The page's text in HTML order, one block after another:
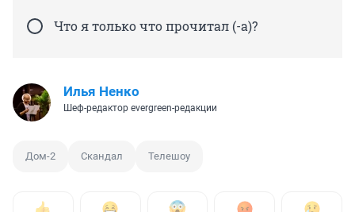
Что я только что прочитал (-а)?
Илья Ненко
Шеф-редактор evergreen-редакции
Дом-2 Скандал Телешоу